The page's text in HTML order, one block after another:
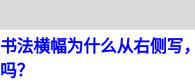
书法横幅为什么从右侧写
吗？